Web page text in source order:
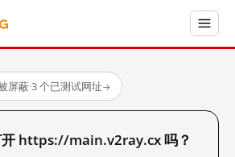
屏蔽·3 个已测试网址→
开 https://main.v2ray.cx 吗？